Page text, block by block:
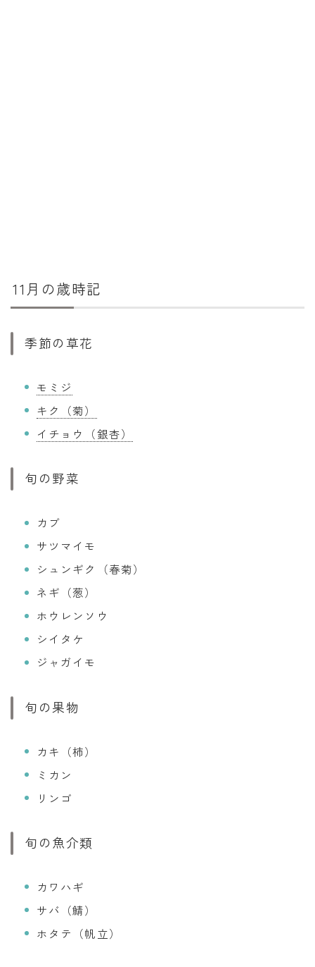
11月の歳時記
季節の草花
モミジ
キク（菊）
イチョウ（銀杏）
旬の野菜
カブ
サツマイモ
シュンギク（春菊）
ネギ（葱）
ホウレンソウ
シイタケ
ジャガイモ
旬の果物
カキ（柿）
ミカン
リンゴ
旬の魚介類
カワハギ
サバ（鯖）
ホタテ（帆立）